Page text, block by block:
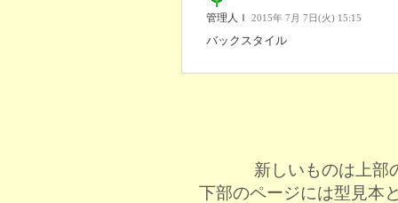
管理人Ｉ 2015年 7月 7日(火) 15:15
バックスタイル
新しいものは上部
下部のページには型見本